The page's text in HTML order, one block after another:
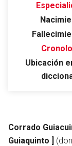
Ubicación
Corrado
Guiaquinto ]